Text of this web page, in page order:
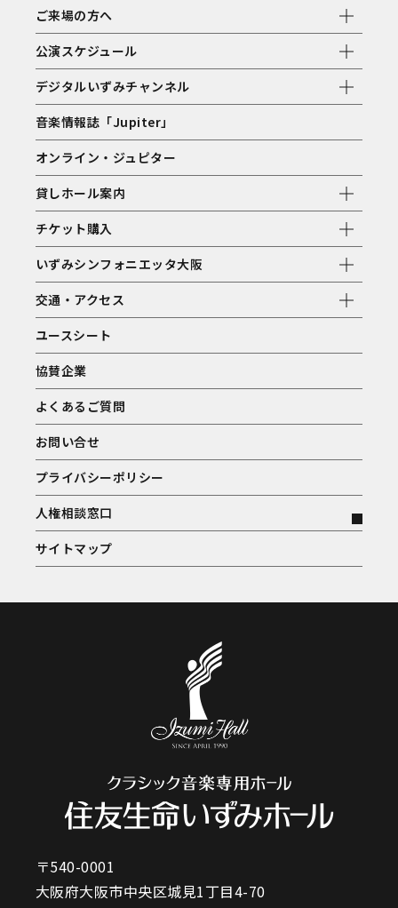
ご来場の方へ
公演スケジュール
デジタルいずみチャンネル
音楽情報誌「Jupiter」
オンライン・ジュピター
貸しホール案内
チケット購入
いずみシンフォニエッタ大阪
交通・アクセス
ユースシート
協賛企業
よくあるご質問
お問い合せ
プライバシーポリシー
人権相談窓口
サイトマップ
〒540-0001
大阪府大阪市中央区城見1丁目4-70